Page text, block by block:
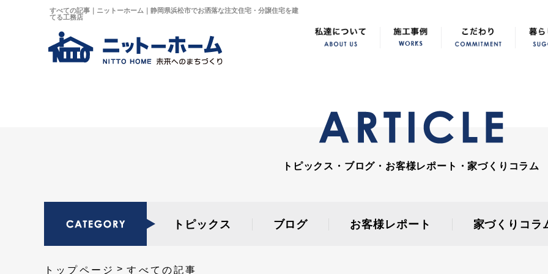
すべての記事｜ニットーホーム｜静岡県浜松市でお洒落な注文住宅・分譲住宅を建
てる工務店
トピックス・ブログ・お客様レポート・家づくりコラム
トピックス ブログ お客様レポート 家づくりコラ
トップページ すべての記事